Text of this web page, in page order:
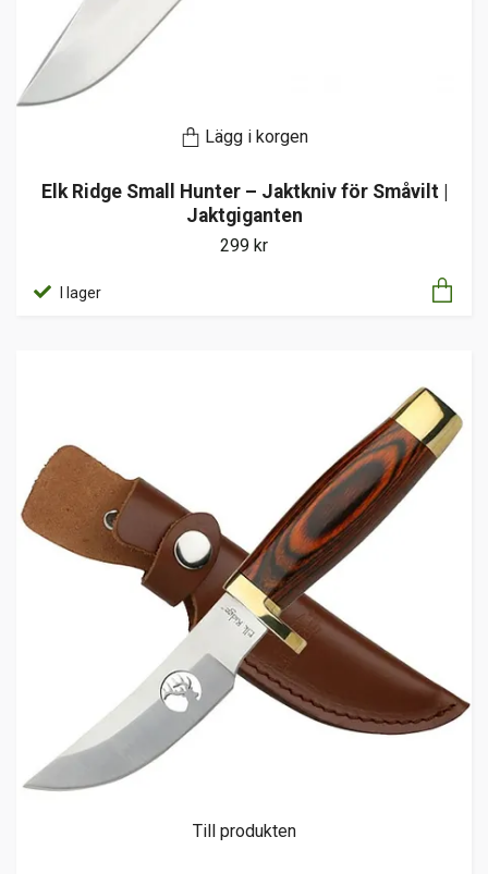
Lägg i korgen
Elk Ridge Small Hunter – Jaktkniv för Småvilt |
Jaktgiganten
299 kr
I lager
Till produkten